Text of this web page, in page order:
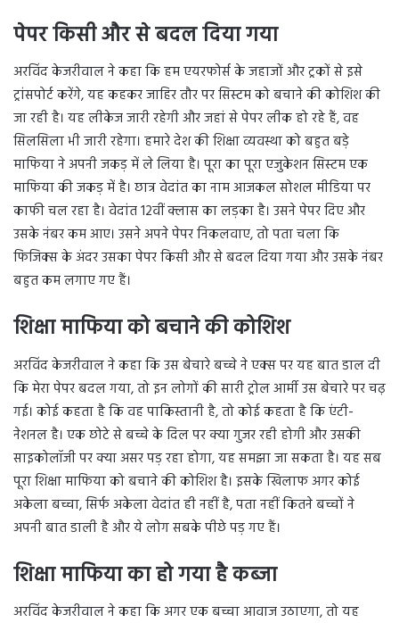
पेपर किसी और से बदल दिया गया
अरविंद केजरीवाल ने कहा कि हम एयरफोर्स के जहाजों और ट्रकों से इसे
ट्रांसपोर्ट करेंगे, यह कहकर जाहिर तौर पर सिस्टम को बचाने की कोशिश की
जा रही है। यह लीकेज जारी रहेगी और जहां से पेपर लीक हो रहे हैं, वह
सिलसिला भी जारी रहेगा। हमारे देश की शिक्षा व्यवस्था को बहुत बड़े
माफिया ने अपनी जकड़ में ले लिया है। पूरा का पूरा एजुकेशन सिस्टम एक
माफिया की जकड़ में है। छात्र वेदांत का नाम आजकल सोशल मीडिया पर
काफी चल रहा है। वेदांत 12वीं क्लास का लड़का है। उसने पेपर दिए और
उसके नंबर कम आए। उसने अपने पेपर निकलवाए, तो पता चला कि
फिजिक्स के अंदर उसका पेपर किसी और से बदल दिया गया और उसके नंबर
बहुत कम लगाए गए हैं।
शिक्षा माफिया को बचाने की कोशिश
अरविंद केजरीवाल ने कहा कि उस बेचारे बच्चे ने एक्स पर यह बात डाल दी
कि मेरा पेपर बदल गया, तो इन लोगों की सारी ट्रोल आर्मी उस बेचारे पर चढ़
गई। कोई कहता है कि वह पाकिस्तानी है, तो कोई कहता है कि एंटी-
नेशनल है। एक छोटे से बच्चे के दिल पर क्या गुजर रही होगी और उसकी
साइकोलॉजी पर क्या असर पड़ रहा होगा, यह समझा जा सकता है। यह सब
पूरा शिक्षा माफिया को बचाने की कोशिश है। इसके खिलाफ अगर कोई
अकेला बच्चा, सिर्फ अकेला वेदांत ही नहीं है, पता नहीं कितने बच्चों ने
अपनी बात डाली है और ये लोग सबके पीछे पड़ गए हैं।
शिक्षा माफिया का हो गया है कब्जा
अरविंद केजरीवाल ने कहा कि अगर एक बच्चा आवाज उठाएगा, तो यह